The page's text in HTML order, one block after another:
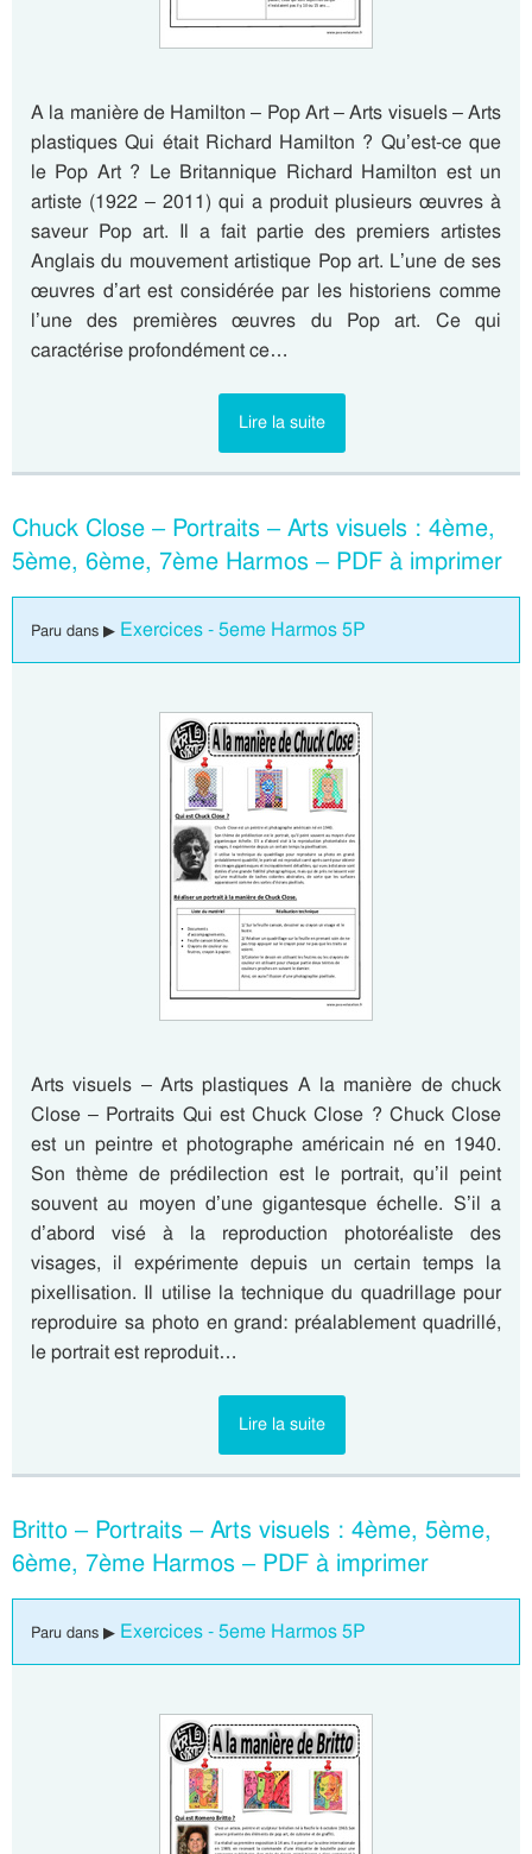
A la manière de Hamilton – Pop Art – Arts visuels – Arts
plastiques Qui était Richard Hamilton ? Qu’est-ce que
le Pop Art ? Le Britannique Richard Hamilton est un
artiste (1922 – 2011) qui a produit plusieurs œuvres à
saveur Pop art. Il a fait partie des premiers artistes
Anglais du mouvement artistique Pop art. L’une de ses
œuvres d’art est considérée par les historiens comme
l’une des premières œuvres du Pop art. Ce qui
caractérise profondément ce…
Lire la suite
Chuck Close – Portraits – Arts visuels : 4ème,
5ème, 6ème, 7ème Harmos – PDF à imprimer
Paru dans ▶ Exercices - 5eme Harmos 5P
Arts visuels – Arts plastiques A la manière de chuck
Close – Portraits Qui est Chuck Close ? Chuck Close
est un peintre et photographe américain né en 1940.
Son thème de prédilection est le portrait, qu’il peint
souvent au moyen d’une gigantesque échelle. S’il a
d’abord visé à la reproduction photoréaliste des
visages, il expérimente depuis un certain temps la
pixellisation. Il utilise la technique du quadrillage pour
reproduire sa photo en grand: préalablement quadrillé,
le portrait est reproduit…
Lire la suite
Britto – Portraits – Arts visuels : 4ème, 5ème,
6ème, 7ème Harmos – PDF à imprimer
Paru dans ▶ Exercices - 5eme Harmos 5P